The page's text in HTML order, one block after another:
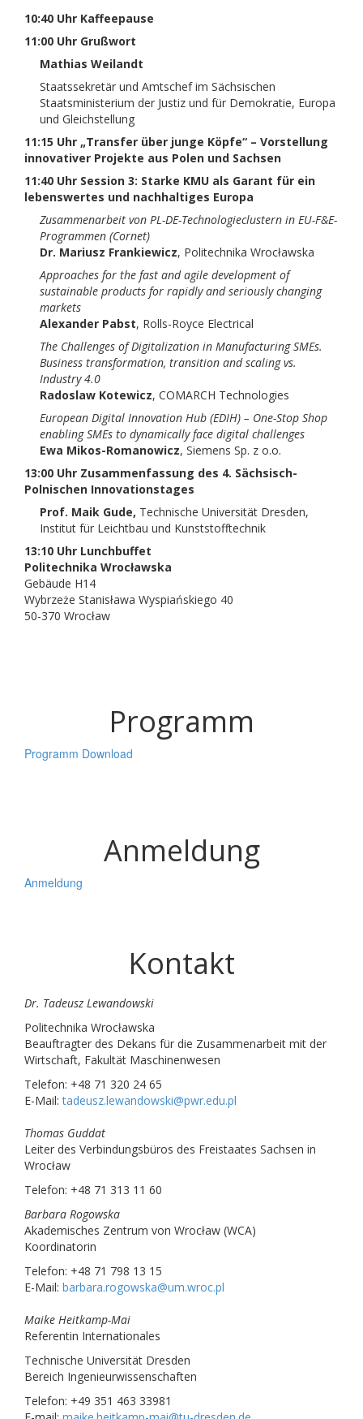
10:40 Uhr Kaffeepause
11:00 Uhr Grußwort
Mathias Weilandt
Staatssekretär und Amtschef im Sächsischen
Staatsministerium der Justiz und für Demokratie, Europa
und Gleichstellung
11:15 Uhr „Transfer über junge Köpfe“ – Vorstellung
innovativer Projekte aus Polen und Sachsen
11:40 Uhr Session 3: Starke KMU als Garant für ein
lebenswertes und nachhaltiges Europa
Zusammenarbeit von PL-DE-Technologieclustern in EU-F&E-
Programmen (Cornet)
Dr. Mariusz Frankiewicz, Politechnika Wrocławska
Approaches for the fast and agile development of
sustainable products for rapidly and seriously changing
markets
Alexander Pabst, Rolls-Royce Electrical
The Challenges of Digitalization in Manufacturing SMEs.
Business transformation, transition and scaling vs.
Industry 4.0
Radoslaw Kotewicz, COMARCH Technologies
European Digital Innovation Hub (EDIH) – One-Stop Shop
enabling SMEs to dynamically face digital challenges
Ewa Mikos-Romanowicz, Siemens Sp. z o.o.
13:00 Uhr Zusammenfassung des 4. Sächsisch-
Polnischen Innovationstages
Prof. Maik Gude, Technische Universität Dresden,
Institut für Leichtbau und Kunststofftechnik
13:10 Uhr Lunchbuffet
Politechnika Wrocławska
Gebäude H14
Wybrzeże Stanisława Wyspiańskiego 40
50-370 Wrocław
Programm
Programm Download
Anmeldung
Anmeldung
Kontakt
Dr. Tadeusz Lewandowski
Politechnika Wrocławska
Beauftragter des Dekans für die Zusammenarbeit mit der
Wirtschaft, Fakultät Maschinenwesen
Telefon: +48 71 320 24 65
E-Mail:tadeusz.lewandowski@pwr.edu.pl
Thomas Guddat
Leiter des Verbindungsbüros des Freistaates Sachsen in
Wrocław
Telefon: +48 71 313 11 60
Barbara Rogowska
Akademisches Zentrum von Wrocław (WCA)
Koordinatorin
Telefon: +48 71 798 13 15
E-Mail: barbara.rogowska@um.wroc.pl
Maike Heitkamp-Mai
Referentin Internationales
Technische Universität Dresden
Bereich Ingenieurwissenschaften
Telefon: +49 351 463 33981